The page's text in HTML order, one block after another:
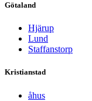
Götaland
Hjärup
Lund
Staffanstorp
Kristianstad
åhus